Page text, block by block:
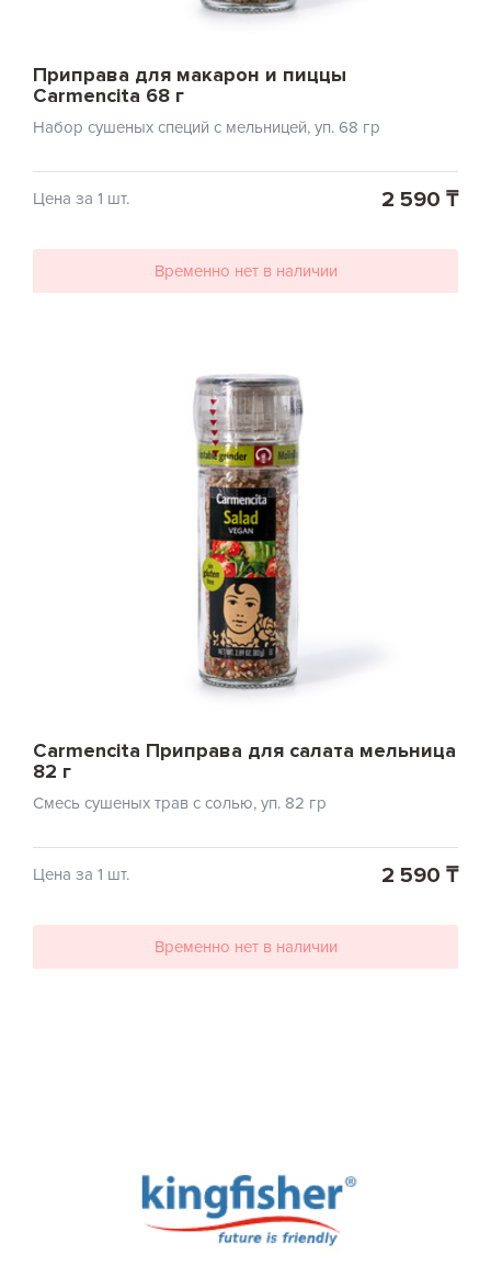
Приправа для макарон и пиццы
Carmencita 68 г
Набор сушеных специй с мельницей, уп. 68 гр
Цена за 1 шт. 2 590 ₸
Временно нет в наличии
Carmencita Приправа для салата мельница
82 г
Смесь сушеных трав с солью, уп. 82 гр
Цена за 1 шт. 2 590 ₸
Временно нет в наличии